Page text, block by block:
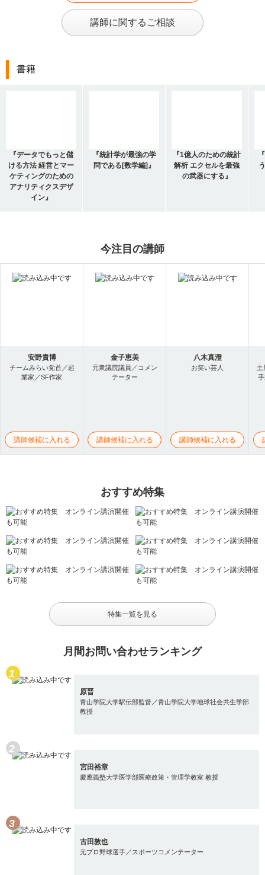
講師に関するご相談
書籍
『データでもっと儲
ける方法 経営とマー
ケティングのための
アナリティクスデザ
イン』
『統計学が最強の学
問である[数学編]』
『1億人のための統計
解析 エクセルを最強
の武器にする』
今注目の講師
安野貴博
チームみらい党首／起
業家／SF作家
講師候補に入れる
金子恵美
元衆議院議員／コメン
テーター
講師候補に入れる
八木真澄
お笑い芸人
講師候補に入れる
土
おすすめ特集
特集一覧を見る
月間お問い合わせランキング
原晋
青山学院大学駅伝部監督／青山学院大学地球社会共生学部
教授
宮田裕章
慶應義塾大学医学部医療政策・管理学教室 教授
古田敦也
元プロ野球選手／スポーツコメンテーター